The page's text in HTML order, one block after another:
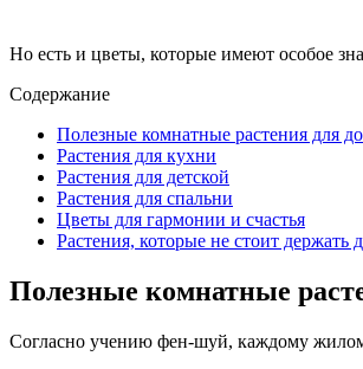
Но есть и цветы, которые имеют особое
Содержание
Полезные комнатные растения для
Растения для кухни
Растения для детской
Растения для спальни
Цветы для гармонии и счастья
Растения, которые не стоит держать
Полезные комнатные
Согласно учению фен-шуй, каждому